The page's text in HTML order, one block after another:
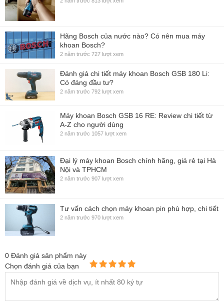
Hãng Bosch của nước nào? Có nên mua máy
khoan Bosch?
2 năm trước 727 lượt xem
Đánh giá chi tiết máy khoan Bosch GSB 180 Li:
Có đáng đầu tư?
2 năm trước 792 lượt xem
Máy khoan Bosch GSB 16 RE: Review chi tiết từ
A-Z cho người dùng
2 năm trước 1057 lượt xem
Đại lý máy khoan Bosch chính hãng, giá rẻ tại Hà
Nội và TPHCM
2 năm trước 907 lượt xem
Tư vấn cách chọn máy khoan pin phù hợp, chi tiết
2 năm trước 970 lượt xem
0 Đánh giá sản phẩm này
Chọn đánh giá của bạn